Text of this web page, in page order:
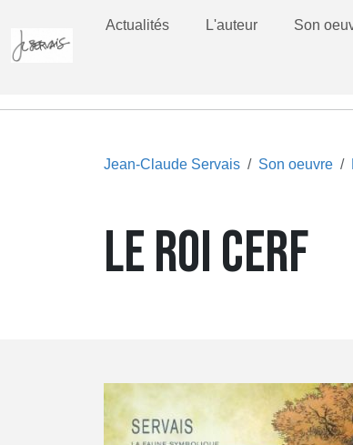
Actualités L'auteur Son
Jean-Claude Servais Son oeuvre
LE ROI CERF